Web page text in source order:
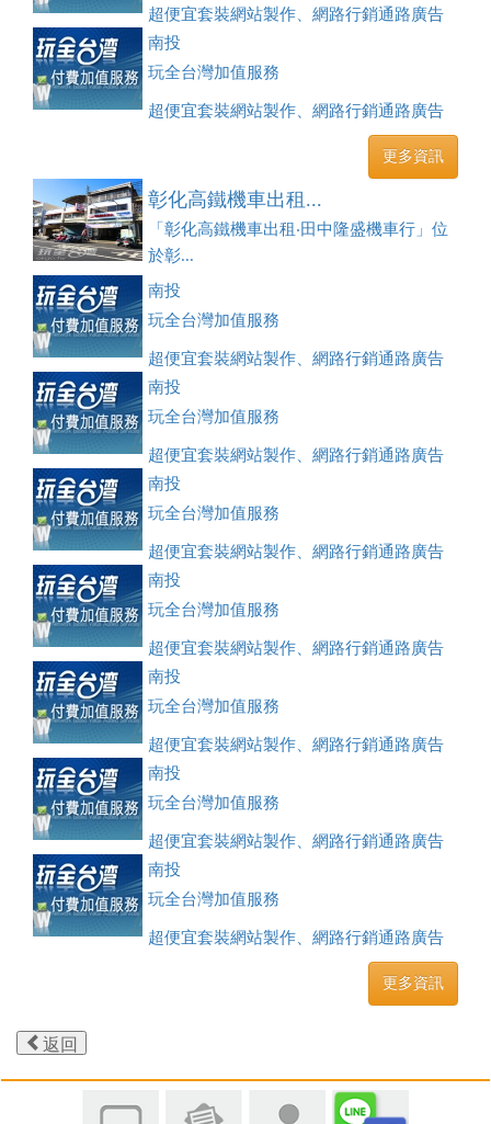
超便宜套裝網站製作、網路行銷通路廣告
刊登、訂房系統、客房委託旅行社銷售，全面優惠中....
南投
玩全台灣加值服務
超便宜套裝網站製作、網路行銷通路廣告
刊登、訂房系統、客房委託旅行社銷售，全面優惠中....
更多資訊
彰化高鐵機車出租...
「彰化高鐵機車出租‧田中隆盛機車行」位
於彰...
南投
玩全台灣加值服務
超便宜套裝網站製作、網路行銷通路廣告
刊登、訂房系統、客房委託旅行社銷售，全面優惠中....
南投
玩全台灣加值服務
超便宜套裝網站製作、網路行銷通路廣告
刊登、訂房系統、客房委託旅行社銷售，全面優惠中....
南投
玩全台灣加值服務
超便宜套裝網站製作、網路行銷通路廣告
刊登、訂房系統、客房委託旅行社銷售，全面優惠中....
南投
玩全台灣加值服務
超便宜套裝網站製作、網路行銷通路廣告
刊登、訂房系統、客房委託旅行社銷售，全面優惠中....
南投
玩全台灣加值服務
超便宜套裝網站製作、網路行銷通路廣告
刊登、訂房系統、客房委託旅行社銷售，全面優惠中....
南投
玩全台灣加值服務
超便宜套裝網站製作、網路行銷通路廣告
刊登、訂房系統、客房委託旅行社銷售，全面優惠中....
南投
玩全台灣加值服務
超便宜套裝網站製作、網路行銷通路廣告
刊登、訂房系統、客房委託旅行社銷售，全面優惠中....
更多資訊
返回